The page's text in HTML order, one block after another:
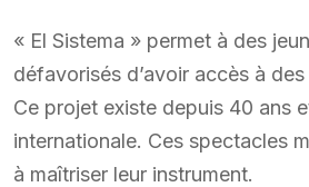
« El Sistema » permet à des
défavorisés d’avoir accès à
Ce projet existe depuis 40 ans
internationale. Ces spectacles
à maîtriser leur instrument.